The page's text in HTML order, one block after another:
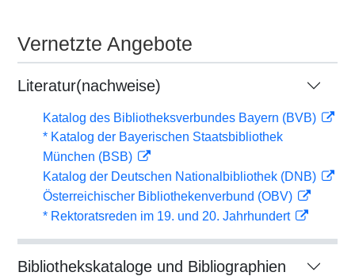
Vernetzte Angebote
Literatur(nachweise)
Katalog des Bibliotheksverbundes Bayern (BVB)
* Katalog der Bayerischen Staatsbibliothek
München (BSB)
Katalog der Deutschen Nationalbibliothek (DNB)
Österreichischer Bibliothekenverbund (OBV)
* Rektoratsreden im 19. und 20. Jahrhundert
Bibliothekskataloge und Bibliographien